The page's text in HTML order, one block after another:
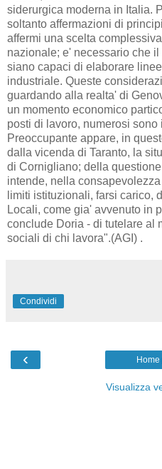
siderurgica moderna in Italia.
soltanto affermazioni di
affermi una scelta
nazionale; e' necessario che
siano capaci di elaborare
industriale. Queste
guardando alla realta' di
un momento economico
posti di lavoro, numerosi
Preoccupante appare, in
dalla vicenda di Taranto, la
di Cornigliano; della
intende, nella
limiti istituzionali, farsi carico,
Locali, come gia' avvenuto in
conclude Doria - di tutelare al
sociali di chi lavora".(AGI) .
Condividi
‹
Visualizza